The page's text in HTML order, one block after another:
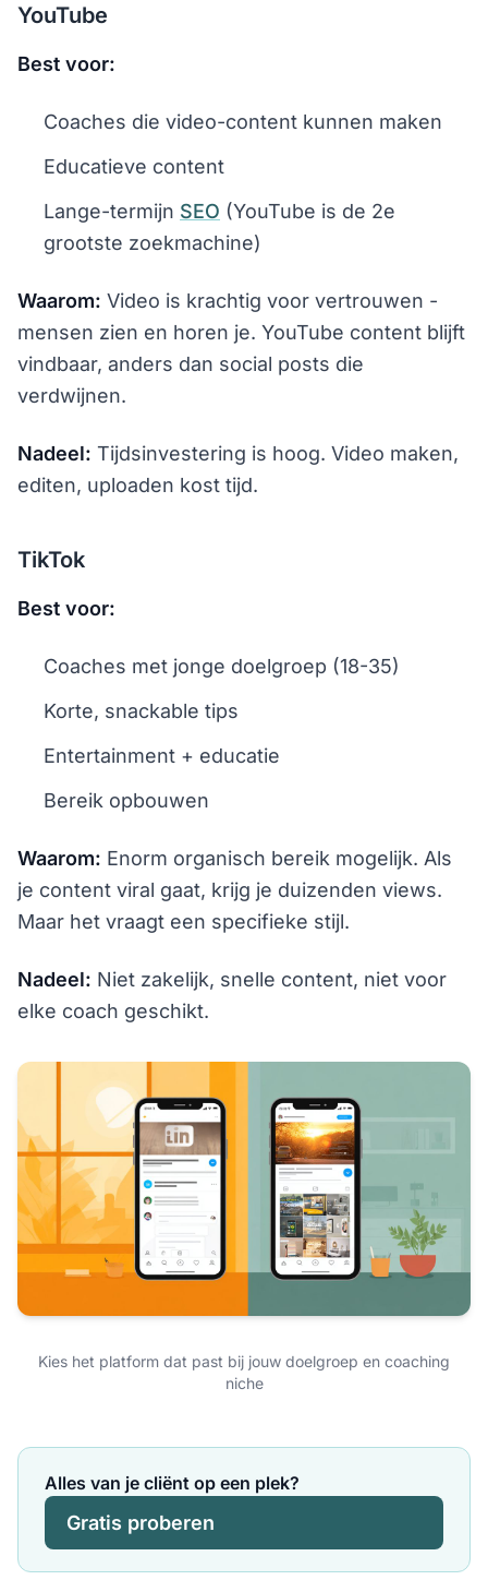
YouTube
Best voor:
Coaches die video-content kunnen maken
Educatieve content
Lange-termijn SEO (YouTube is de 2e
grootste zoekmachine)
Waarom: Video is krachtig voor vertrouwen -
mensen zien en horen je. YouTube content blijft
vindbaar, anders dan social posts die
verdwijnen.
Nadeel: Tijdsinvestering is hoog. Video maken,
editen, uploaden kost tijd.
TikTok
Best voor:
Coaches met jonge doelgroep (18-35)
Korte, snackable tips
Entertainment + educatie
Bereik opbouwen
Waarom: Enorm organisch bereik mogelijk. Als
je content viral gaat, krijg je duizenden views.
Maar het vraagt een specifieke stijl.
Nadeel: Niet zakelijk, snelle content, niet voor
elke coach geschikt.
Kies het platform dat past bij jouw doelgroep en coaching
niche
Alles van je cliënt op een plek?
Gratis proberen